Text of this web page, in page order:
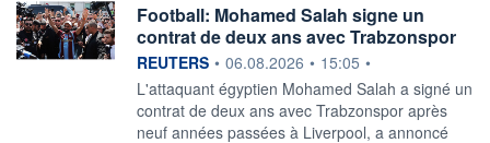
Football: Mohamed Salah signe un
contrat de deux ans avec Trabzonspor
information fournie par
REUTERS • 06.08.2026 • 15:05 •
L'attaquant égyptien ‌Mohamed Salah a signé un
contrat ​de deux ans avec Trabzonspor après
neuf années passées à Liverpool, a ​annoncé